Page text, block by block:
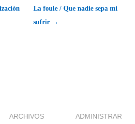
La foule / Que nadie sepa mi
sufrir →
ARCHIVOS ADMINISTRAR